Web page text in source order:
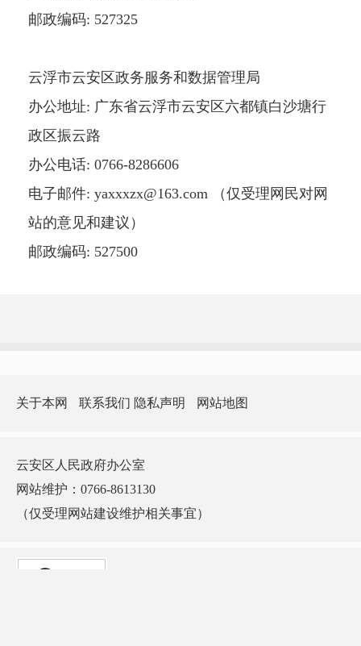
邮政编码: 527325
云浮市云安区政务服务和数据管理局
办公地址: 广东省云浮市云安区六都镇白沙塘行
政区振云路
办公电话: 0766-8286606
电子邮件: yaxxxzx@163.com （仅受理网民对网
站的意见和建议）
邮政编码: 527500
关于本网 联系我们 隐私声明 网站地图
云安区人民政府办公室
网站维护：0766-8613130
（仅受理网站建设维护相关事宜）